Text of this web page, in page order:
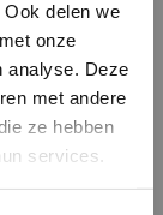
delen we
onze
analyse. Deze
met andere
ze hebben
services.